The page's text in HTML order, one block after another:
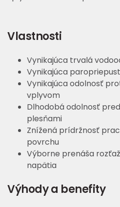
Vlastnosti
Vynikajúca trvalá
Vynikajúca
Vynikajúca odolnosť
vplyvom
Dlhodobá odolnosť
plesňami
Znížená prídržnosť
povrchu
Výborne prenáša
napätia
Výhody a benefity